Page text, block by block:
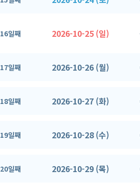
16일째 2026-10-25 (일)
17일째 2026-10-26 (월)
18일째 2026-10-27 (화)
19일째 2026-10-28 (수)
20일째 2026-10-29 (목)